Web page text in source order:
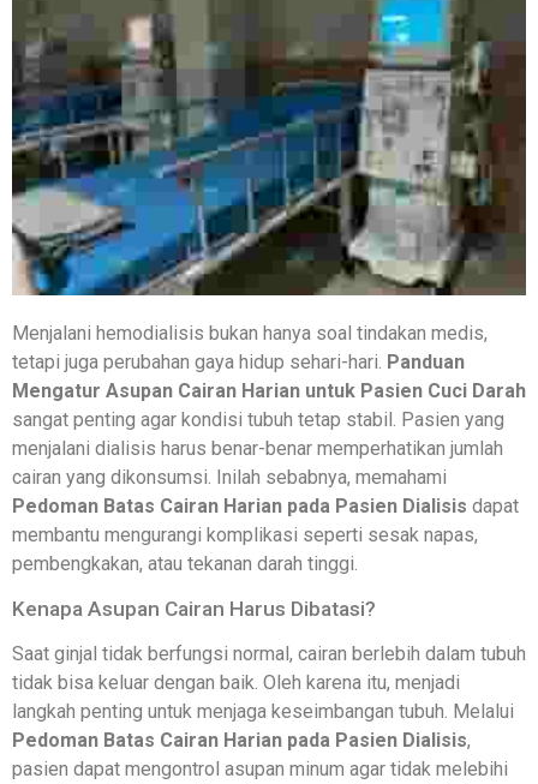
Menjalani hemodialisis bukan hanya soal tindakan medis,
tetapi juga perubahan gaya hidup sehari-hari. Panduan
Mengatur Asupan Cairan Harian untuk Pasien Cuci Darah
sangat penting agar kondisi tubuh tetap stabil. Pasien yang
menjalani dialisis harus benar-benar memperhatikan jumlah
cairan yang dikonsumsi. Inilah sebabnya, memahami
Pedoman Batas Cairan Harian pada Pasien Dialisis dapat
membantu mengurangi komplikasi seperti sesak napas,
pembengkakan, atau tekanan darah tinggi.
Kenapa Asupan Cairan Harus Dibatasi?
Saat ginjal tidak berfungsi normal, cairan berlebih dalam tubuh
tidak bisa keluar dengan baik. Oleh karena itu, menjadi
langkah penting untuk menjaga keseimbangan tubuh. Melalui
Pedoman Batas Cairan Harian pada Pasien Dialisis,
pasien dapat mengontrol asupan minum agar tidak melebihi